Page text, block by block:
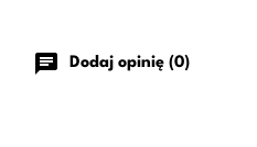
chat Dodaj opinię (0)